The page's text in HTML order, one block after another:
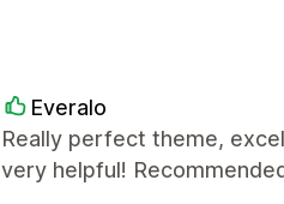
Everalo
Really perfect theme,
very helpful!